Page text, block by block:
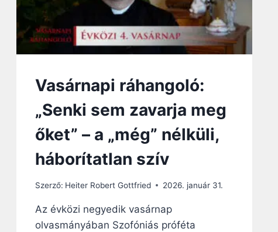
Vasárnapi ráhangoló:
„Senki sem zavarja meg
őket” – a „még” nélküli,
háborítatlan szív
Szerző: Heiter Robert Gottfried 2026. január 31.
Az évközi negyedik vasárnap
olvasmányában Szofóniás próféta